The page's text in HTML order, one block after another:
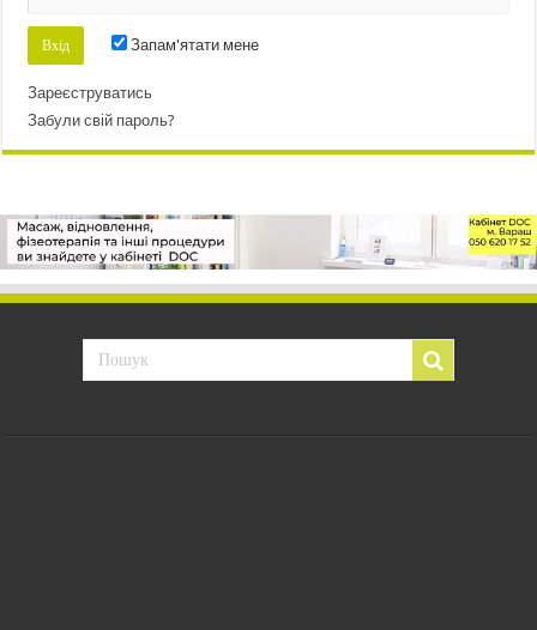
Запам'ятати мене
Зареєструватись
Забули свій пароль?